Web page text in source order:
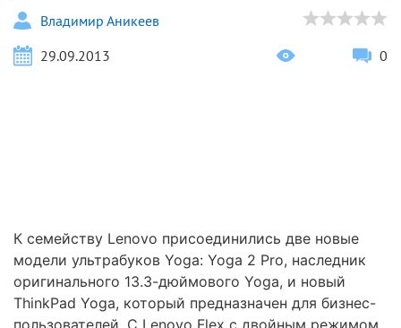
Владимир Аникеев
29.09.2013
0
К семейству Lenovo присоединились две новые
модели ультрабуков Yoga: Yoga 2 Pro, наследник
оригинального 13.3-дюймового Yoga, и новый
ThinkPad Yoga, который предназначен для бизнес-
пользователей. С Lenovo Flex с двойным режимом